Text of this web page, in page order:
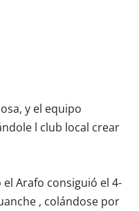
y el equipo
l club local crear
Arafo consiguió el 4-
, colándose por